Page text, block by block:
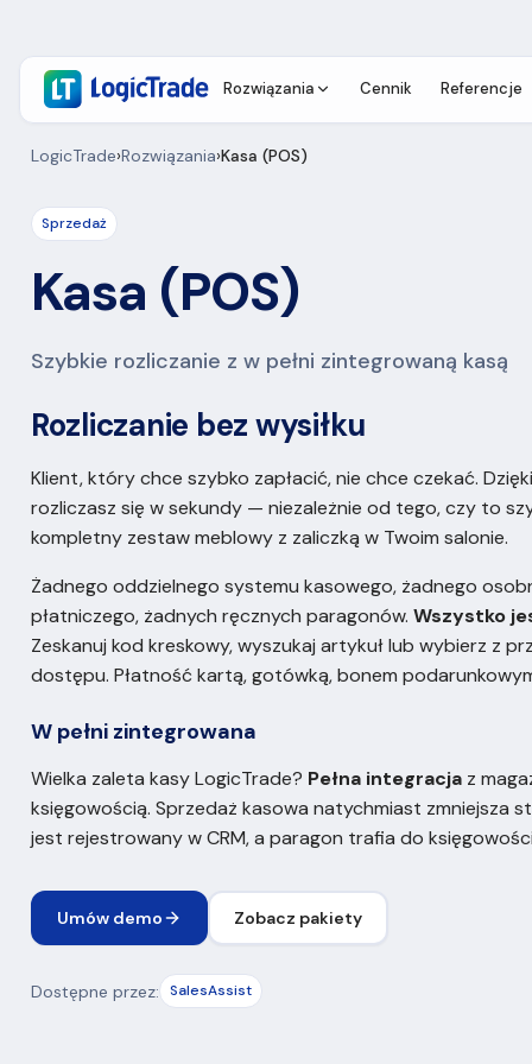
Rozwiązania Cennik Referencje
LogicTrade›Rozwiązania›Kasa (POS)
Sprzedaż
Kasa (POS)
Szybkie rozliczanie z w pełni zintegrowaną kasą
Rozliczanie bez wysiłku
Klient, który chce szybko zapłacić, nie chce czekać.
rozliczasz się w sekundy — niezależnie od tego, czy to
kompletny zestaw meblowy z zaliczką w Twoim salonie.
Żadnego oddzielnego systemu kasowego, żadnego
płatniczego, żadnych ręcznych paragonów. Wszystko
Zeskanuj kod kreskowy, wyszukaj artykuł lub wybierz z
dostępu. Płatność kartą, gotówką, bonem
W pełni zintegrowana
Wielka zaleta kasy LogicTrade? Pełna integracja z
księgowością. Sprzedaż kasowa natychmiast zmniejsza
jest rejestrowany w CRM, a paragon trafia do
Umów demo Zobacz pakiety
Dostępne przez: SalesAssist